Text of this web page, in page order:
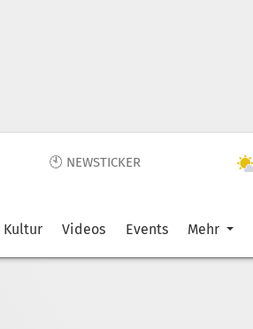
🕙 NEWSTICKER
Kultur Videos Events Mehr